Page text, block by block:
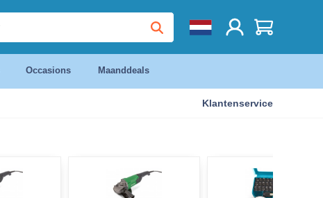
Occasions Maanddeals
Klantenservice